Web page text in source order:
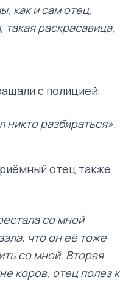
как и сам отец,
раскрасавица,
с полицией:
никто разбираться».
отец также
со мной
что он её тоже
со мной. Вторая
коров, отец полез к